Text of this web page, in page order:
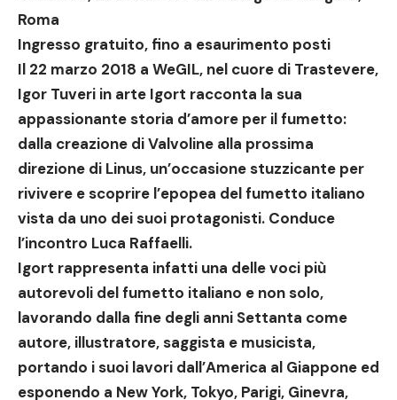
Roma
Ingresso gratuito, fino a esaurimento posti
Il 22 marzo 2018 a WeGIL, nel cuore di Trastevere,
Igor Tuveri in arte Igort racconta la sua
appassionante storia d’amore per il fumetto:
dalla creazione di Valvoline alla prossima
direzione di Linus, un’occasione stuzzicante per
rivivere e scoprire l’epopea del fumetto italiano
vista da uno dei suoi protagonisti. Conduce
l’incontro Luca Raffaelli.
Igort rappresenta infatti una delle voci più
autorevoli del fumetto italiano e non solo,
lavorando dalla fine degli anni Settanta come
autore, illustratore, saggista e musicista,
portando i suoi lavori dall’America al Giappone ed
esponendo a New York, Tokyo, Parigi, Ginevra,